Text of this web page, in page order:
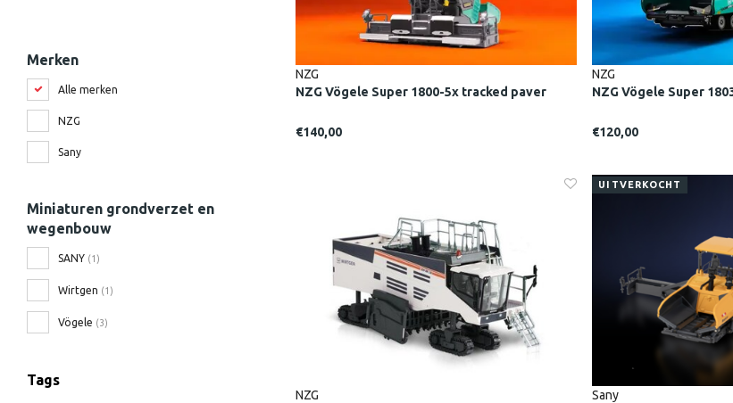
Merken
Alle merken
NZG
Sany
Miniaturen grondverzet en
wegenbouw
SANY (1)
Wirtgen (1)
Vögele (3)
Tags
NZG
NZG Vögele Super 1800-5x tracked paver
€140,00
NZG
NZG Vögele Super
€120,00
NZG
UITVERKOCHT
Sany